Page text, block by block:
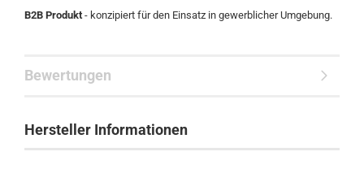
B2B Produkt- konzipiert für den Einsatz in gewerblicher Umgebung.
Bewertungen
Hersteller Informationen